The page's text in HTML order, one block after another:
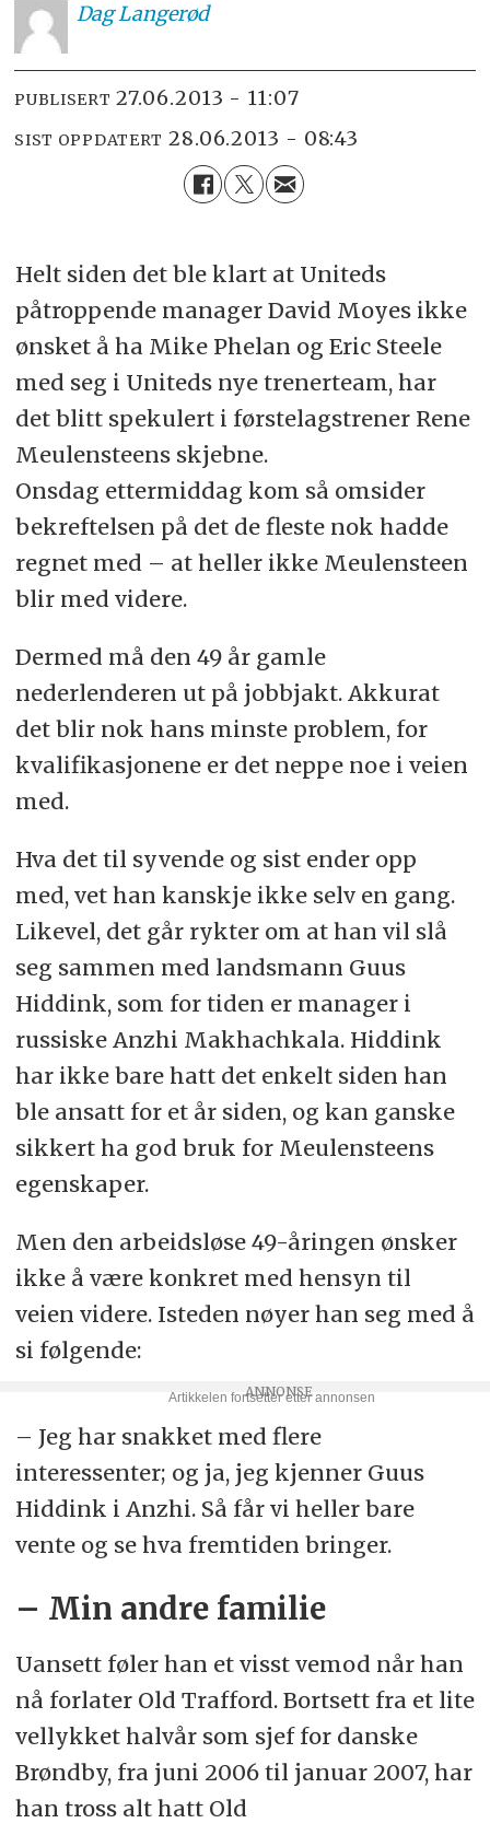
DagLangerød
PUBLISERT 27.06.2013 - 11:07
SIST OPPDATERT 28.06.2013 - 08:43
Helt siden det ble klart at Uniteds
påtroppende manager David Moyes ikke
ønsket å ha Mike Phelan og Eric Steele
med seg i Uniteds nye trenerteam, har
det blitt spekulert i førstelagstrener Rene
Meulensteens skjebne.
Onsdag ettermiddag kom så omsider
bekreftelsen på det de fleste nok hadde
regnet med – at heller ikke Meulensteen
blir med videre.
Dermed må den 49 år gamle
nederlenderen ut på jobbjakt. Akkurat
det blir nok hans minste problem, for
kvalifikasjonene er det neppe noe i veien
med.
Hva det til syvende og sist ender opp
med, vet han kanskje ikke selv en gang.
Likevel, det går rykter om at han vil slå
seg sammen med landsmann Guus
Hiddink, som for tiden er manager i
russiske Anzhi Makhachkala. Hiddink
har ikke bare hatt det enkelt siden han
ble ansatt for et år siden, og kan ganske
sikkert ha god bruk for Meulensteens
egenskaper.
Men den arbeidsløse 49-åringen ønsker
ikke å være konkret med hensyn til
veien videre. Isteden nøyer han seg med å
si følgende:
– Jeg har snakket med flere
interessenter; og ja, jeg kjenner Guus
Hiddink i Anzhi. Så får vi heller bare
vente og se hva fremtiden bringer.
– Min andre familie
Uansett føler han et visst vemod når han
nå forlater Old Trafford. Bortsett fra et lite
vellykket halvår som sjef for danske
Brøndby, fra juni 2006 til januar 2007, har
han tross alt hatt Old